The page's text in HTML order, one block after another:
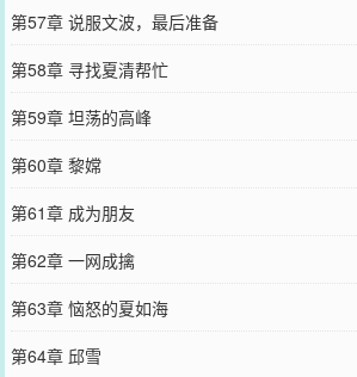
第57章 说服文波，最后准备
第58章 寻找夏清帮忙
第59章 坦荡的高峰
第60章 黎嫦
第61章 成为朋友
第62章 一网成擒
第63章 恼怒的夏如海
第64章 邱雪